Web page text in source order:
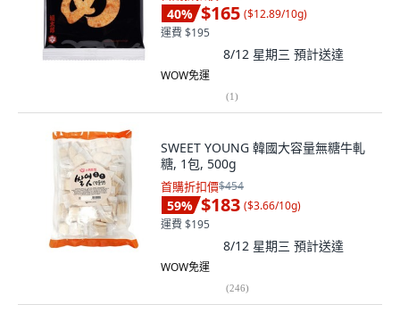
40% $165 ($12.89/10g)
運費 $195
8/12 星期三 預計送達
WOW免運
(1)
SWEET YOUNG 韓國大容量無糖牛軋
糖, 1包, 500g
首購折扣價$454
59% $183 ($3.66/10g)
運費 $195
8/12 星期三 預計送達
WOW免運
(246)